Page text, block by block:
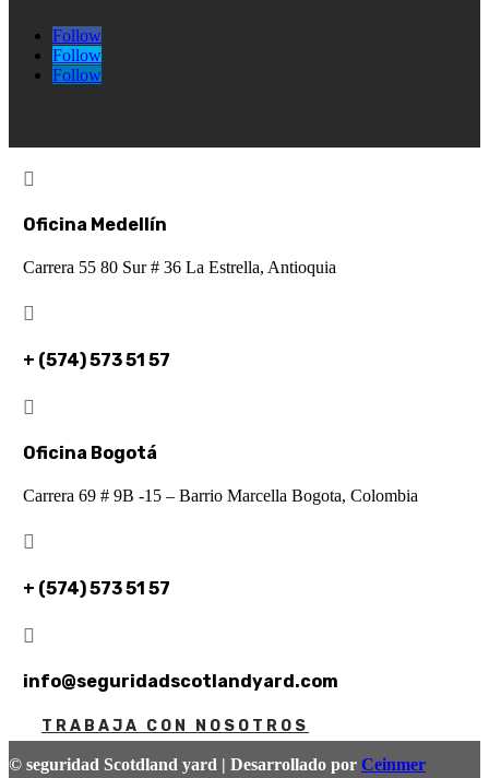
Follow
Follow
Follow

Oficina Medellín
Carrera 55 80 Sur # 36 La Estrella, Antioquia

+ (574) 573 51 57

Oficina Bogotá
Carrera 69 # 9B -15 – Barrio Marcella Bogota, Colombia

+ (574) 573 51 57

info@seguridadscotlandyard.com
TRABAJA CON NOSOTROS
© seguridad Scotdland yard | Desarrollado por Ceinmer